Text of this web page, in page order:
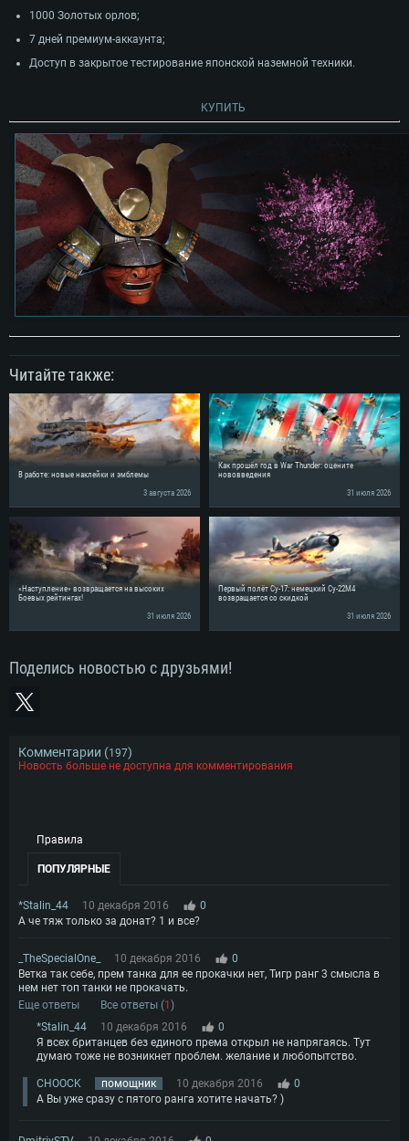
1000 Золотых орлов;
7 дней премиум-аккаунта;
Доступ в закрытое тестирование японской наземной техники.
КУПИТЬ
Читайте также:
В работе: новые наклейки и эмблемы
3 августа 2026
Как прошёл год в War Thunder: оцените
нововведения
31 июля 2026
«Наступление» возвращается на высоких
Боевых рейтингах!
31 июля 2026
Первый полёт Су-17: немецкий Су-22М4
возвращается со скидкой
31 июля 2026
Поделись новостью с друзьями!
Комментарии (197)
Новость больше не доступна для комментирования
Правила
ПОПУЛЯРНЫЕ
*Stalin_44 10 декабря 2016
0
А че тяж только за донат? 1 и все?
_TheSpecialOne_ 10 декабря 2016
0
Ветка так себе, прем танка для ее прокачки нет, Тигр ранг 3 смысла в
нем нет топ танки не прокачать.
Еще ответы
Все ответы (1 )
*Stalin_44
10 декабря 2016
0
Я всех британцев без единого према открыл не напрягаясь. Тут
думаю тоже не возникнет проблем. желание и любопытство.
CHOOCK помощник 10 декабря 2016
0
А Вы уже сразу с пятого ранга хотите начать? )